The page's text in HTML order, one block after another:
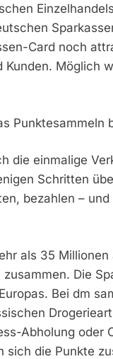
Card noch
Kunden. Möglich
Punktesammeln
die einmalige
Schritten
bezahlen –
als 35
Die
Bei dm
Abholung oder
sich die Punkte